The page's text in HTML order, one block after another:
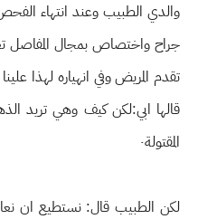
والدي الطبيب وعند انتهاء
جراح واختصاص بمجال المفاصل
قالها ابي:لكن كيف وهي تريد
المقتولة٠